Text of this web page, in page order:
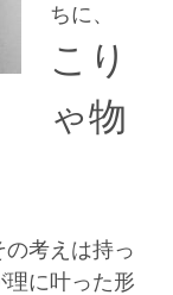
ちに、
こり
ゃ物
考えは持っ
に叶った形